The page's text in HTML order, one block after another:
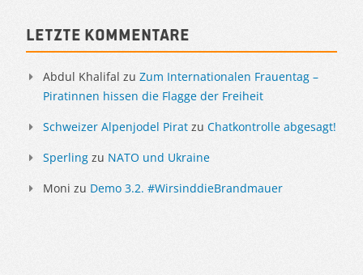
Letzte Kommentare
Abdul Khalifal zu Zum Internationalen Frauentag –
Piratinnen hissen die Flagge der Freiheit
Schweizer Alpenjodel Pirat zu Chatkontrolle abgesagt!
Sperling zu NATO und Ukraine
Moni zu Demo 3.2. #WirsinddieBrandmauer